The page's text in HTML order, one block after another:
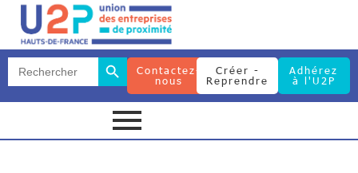
Search
for:
Search Button
Contactez-
nous
Créer -
Reprendre
Adhérez
à l'U2P
Search Search Button